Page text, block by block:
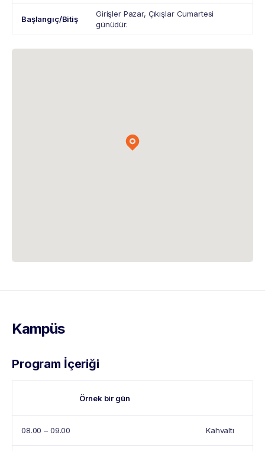
Başlangıç/Bitiş
Girişler Pazar, Çıkışlar Cumartesi
günüdür.
Kampüs
Program İçeriği
Örnek bir gün
08.00 – 09.00 Kahvaltı